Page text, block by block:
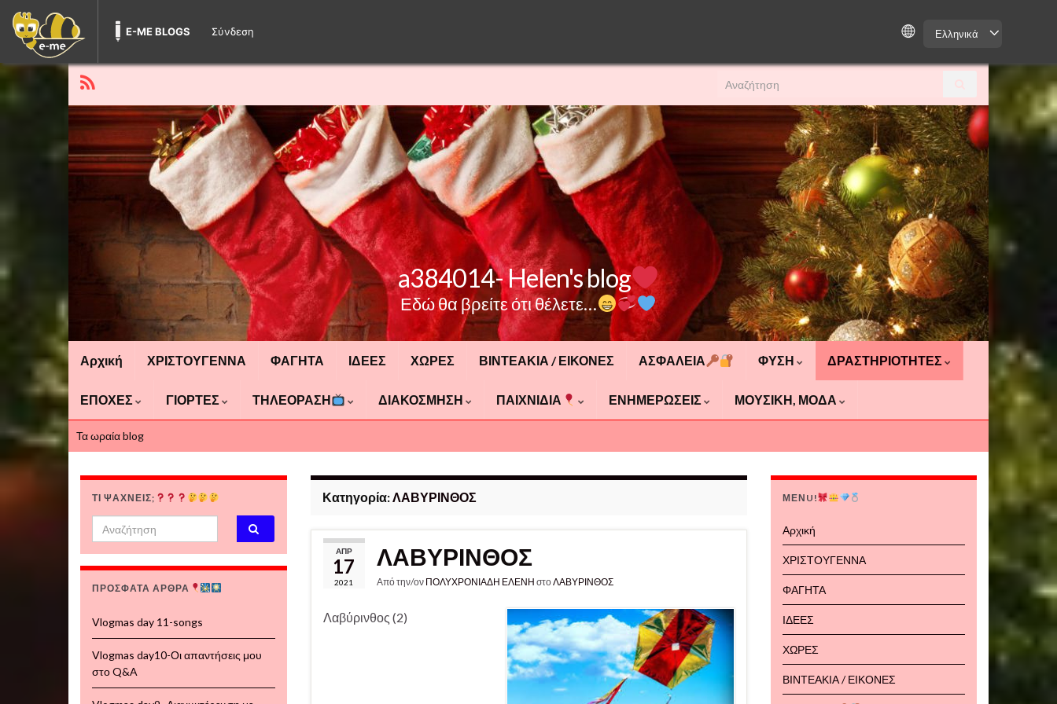
Ελληνικά
E-ME BLOGS Σύνδεση
Search for:
a384014- Helen's blog
Εδώ θα βρείτε ότι θέλετε…
Αρχική ΧΡΙΣΤΟΥΓΕΝΝΑ ΦΑΓΗΤΑ ΙΔΕΕΣ ΧΩΡΕΣ ΒΙΝΤΕΑΚΙΑ / ΕΙΚΟΝΕΣ ΑΣΦΑΛΕΙΑ ΦΥΣΗ ΔΡΑΣΤΗΡΙΟΤΗΤΕΣ
ΕΠΟΧΕΣ ΓΙΟΡΤΕΣ ΤΗΛΕΟΡΑΣΗ ΔΙΑΚΟΣΜΗΣΗ ΠΑΙΧΝΙΔΙΑ ΕΝΗΜΕΡΩΣΕΙΣ ΜΟΥΣΙΚΗ, ΜΟΔΑ
Τα ωραία blog
Κατηγορία:ΛΑΒΥΡΙΝΘΟΣ
ΑΠΡ
17
2021
ΛΑΒΥΡΙΝΘΟΣ
Από την/ον ΠΟΛΥΧΡΟΝΙΑΔΗ ΕΛΕΝΗ στοΛΑΒΥΡΙΝΘΟΣ
Λαβύρινθος (2)
ΤΙ ΨΆΧΝΕΙΣ;
Search for:
ΠΡΟΣΦΑΤΑ ΑΡΘΡΑ
Vlogmas day 11-songs
Vlogmas day10-Οι απαντήσεις μου
στο Q&A
ΜΕΝU!
Αρχική
ΧΡΙΣΤΟΥΓΕΝΝΑ
ΦΑΓΗΤΑ
ΙΔΕΕΣ
ΧΩΡΕΣ
ΒΙΝΤΕΑΚΙΑ / ΕΙΚΟΝΕΣ